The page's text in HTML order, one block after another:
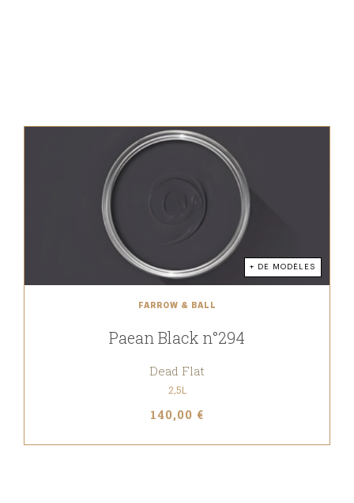
+ DE MODÈLES
FARROW & BALL
Paean Black n°294
Dead Flat
2,5L
140,00 €